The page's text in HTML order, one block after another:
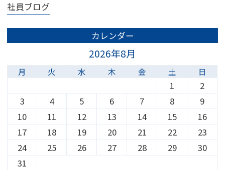
社員ブログ
カレンダー
2026年8月
月 火 水 木 金 土 日
1
2
3
4 5 6 7 8
9
10
11 12 13 14 15
16
17
18 19 20 21 22
23
24
25 26 27 28 29
30
31